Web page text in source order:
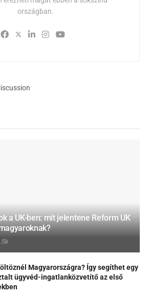
országban.
a UK-ben: mit jelentene Reform UK
Magyarországra? Így segíthet egy
ügyvéd-ingatlanközvetítő az első